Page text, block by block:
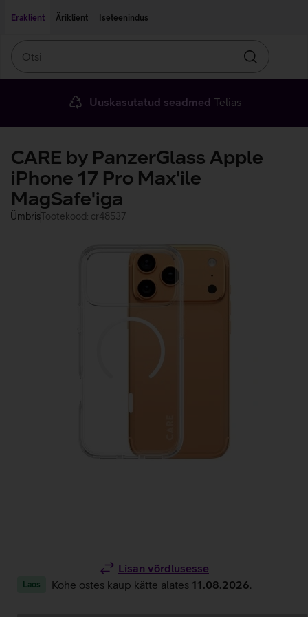
Eraklient
Äriklient Iseteenindus
Otsin
Uuskasutatud seadmed Telias
CARE by PanzerGlass Apple
iPhone 17 Pro Max'ile
MagSafe'iga
ÜmbrisTootekood: cr48537
Lisan võrdlusesse
Laos Kohe ostes kaup kätte alates 11.08.2026